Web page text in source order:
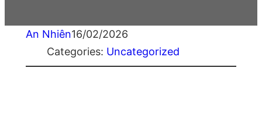
An Nhiên16/02/2026
Categories: Uncategorized